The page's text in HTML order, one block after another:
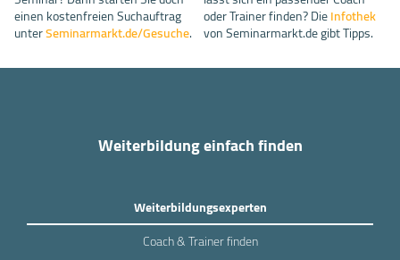
einen kostenfreien Suchauftrag
unterSeminarmarkt.de/Gesuche.
oder Trainer finden? DieInfothek
von Seminarmarkt.de gibt Tipps.
Weiterbildung einfach finden
Weiterbildungsexperten
Coach & Trainer finden